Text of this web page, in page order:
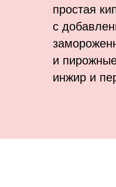
простая
с
и
инжир и